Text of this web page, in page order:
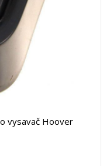
vysavač Hoover